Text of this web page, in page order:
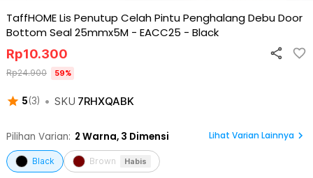
TaffHOME Lis Penutup Celah Pintu Penghalang Debu Door
Bottom Seal 25mmx5M - EACC25 - Black
5(3) • SKU 7RHXQABK
Rp10.300
Rp24.900 59%
Pilihan Varian: 2 Warna, 3 Dimensi Lihat Varian Lainnya
Black Brown Habis